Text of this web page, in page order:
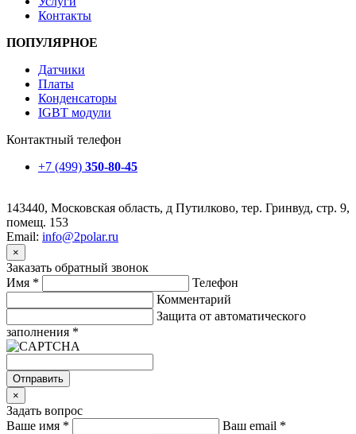
Контакты
ПОПУЛЯРНОЕ
Датчики
Платы
Конденсаторы
IGBT модули
Контактный телефон
+7 (499) 350-80-45
143440, Московская область, д Путилково, тер. Гринвуд, стр. 9,
помещ. 153
Email: info@2polar.ru
×
Заказать обратный звонок
Имя *
Телефон
Комментарий
Защита от автоматического
заполнения *
Отправить
×
Задать вопрос
Ваше имя * Ваш email *